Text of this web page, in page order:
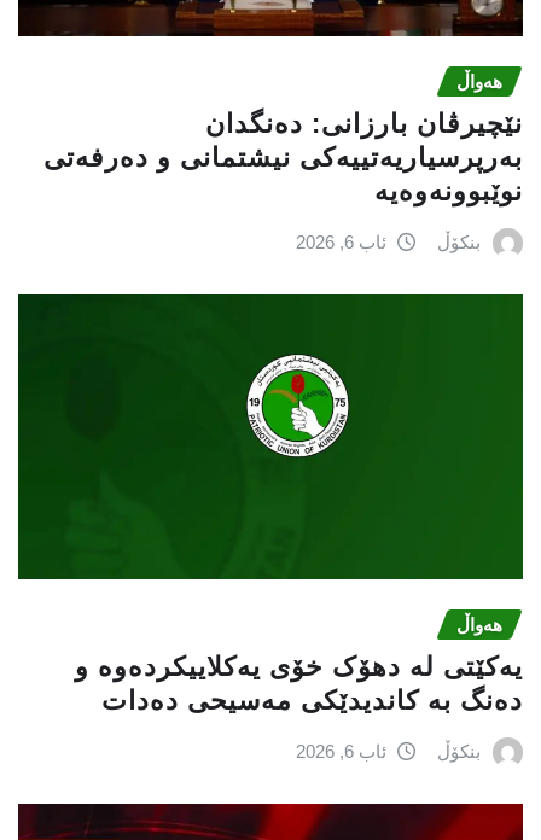
هەواڵ
نێچيرڤان بارزانى: دەنگدان
بەرپرسیاريه‌تییەکی نیشتمانى و دەرفەتی
نوێبوونەوەیە
بنکۆڵ ئاب 6, 2026
هەواڵ
یەکێتی لە دهۆک خۆی یەکلاییکردەوە و
دەنگ بە کاندیدێکی مەسیحی دەدات
بنکۆڵ ئاب 6, 2026